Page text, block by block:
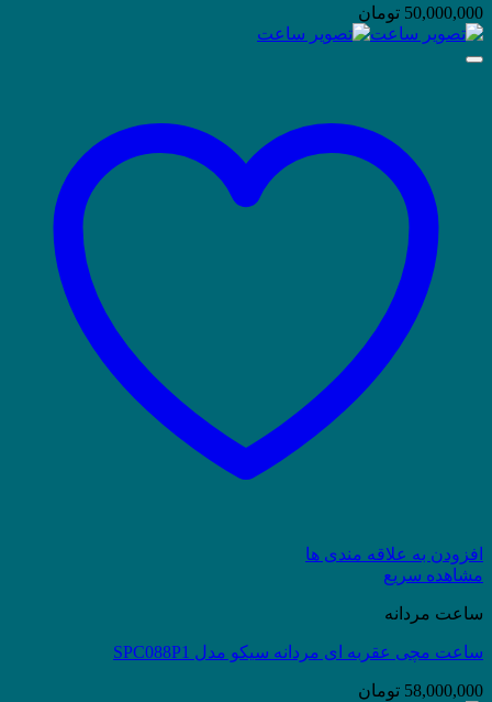
50,000,000 تومان
افزودن به علاقه مندی ها
مشاهده سریع
ساعت مردانه
ساعت مچی عقربه ای مردانه سیکو مدل SPC088P1
58,000,000 تومان